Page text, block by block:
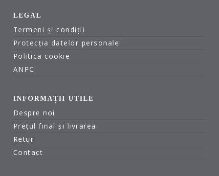
LEGAL
Termeni și condiții
Protecția datelor personale
Politica cookie
ANPC
INFORMAȚII UTILE
Despre noi
Prețul final și livrarea
Retur
Contact